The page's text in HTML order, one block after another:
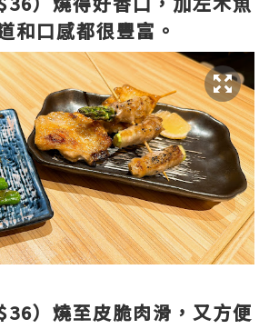
和口感都很豐富。
）燒至皮脆肉滑，又方便